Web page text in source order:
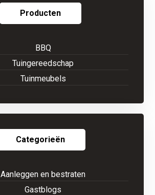
Producten
BBQ
Tuingereedschap
Tuinmeubels
Categorieën
Aanleggen en bestraten
Gastblogs